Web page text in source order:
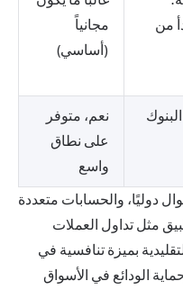
من
مجانياً
(أساسي)
نعم، متوفر
على نطاق
واسع
دوليًا، والحسابات متعددة
مثل تداول العملات
بميزة تنافسية في
الودائع في الأسواق